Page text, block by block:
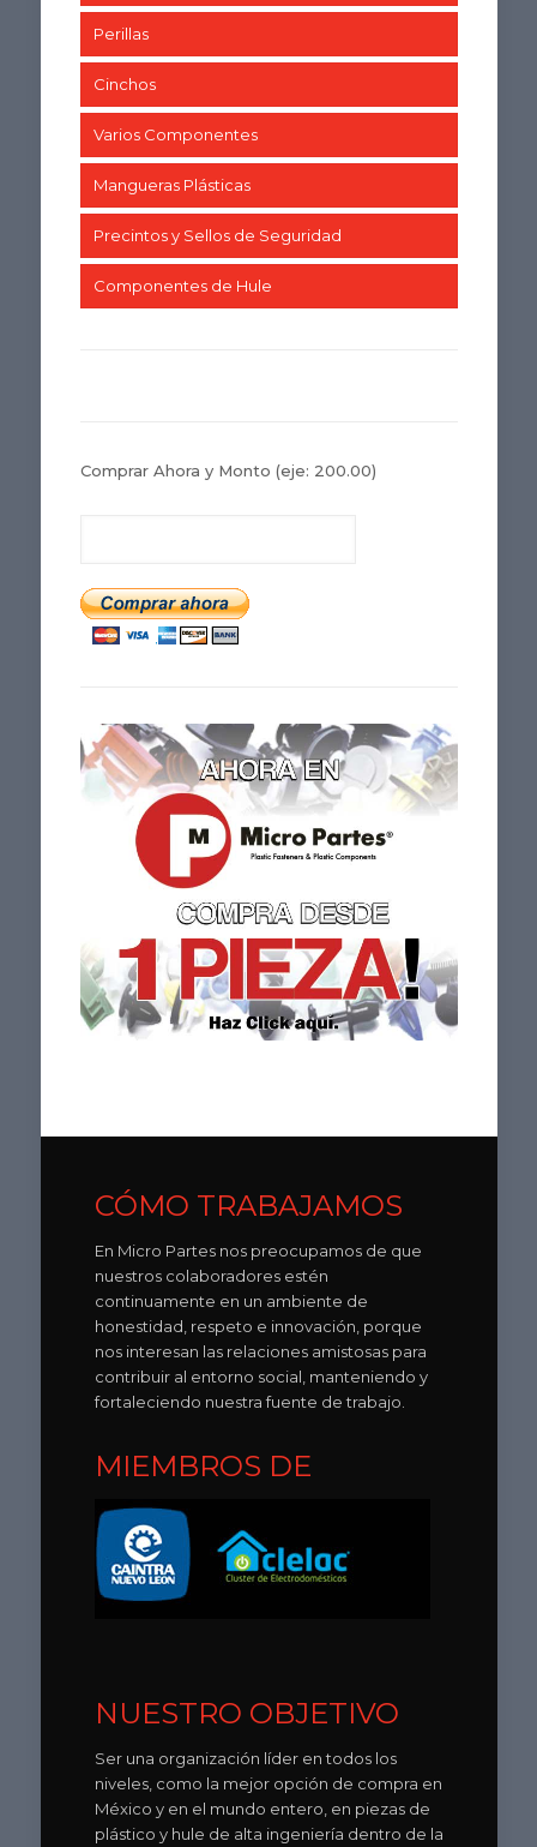
Perillas
Cinchos
Varios Componentes
Mangueras Plásticas
Precintos y Sellos de Seguridad
Componentes de Hule
Comprar Ahora y Monto (eje: 200.00)
CÓMO TRABAJAMOS
En Micro Partes nos preocupamos de que
nuestros colaboradores estén
continuamente en un ambiente de
honestidad, respeto e innovación, porque
nos interesan las relaciones amistosas para
contribuir al entorno social, manteniendo y
fortaleciendo nuestra fuente de trabajo.
MIEMBROS DE
NUESTRO OBJETIVO
Ser una organización líder en todos los
niveles, como la mejor opción de compra en
México y en el mundo entero, en piezas de
plástico y hule de alta ingeniería dentro de la